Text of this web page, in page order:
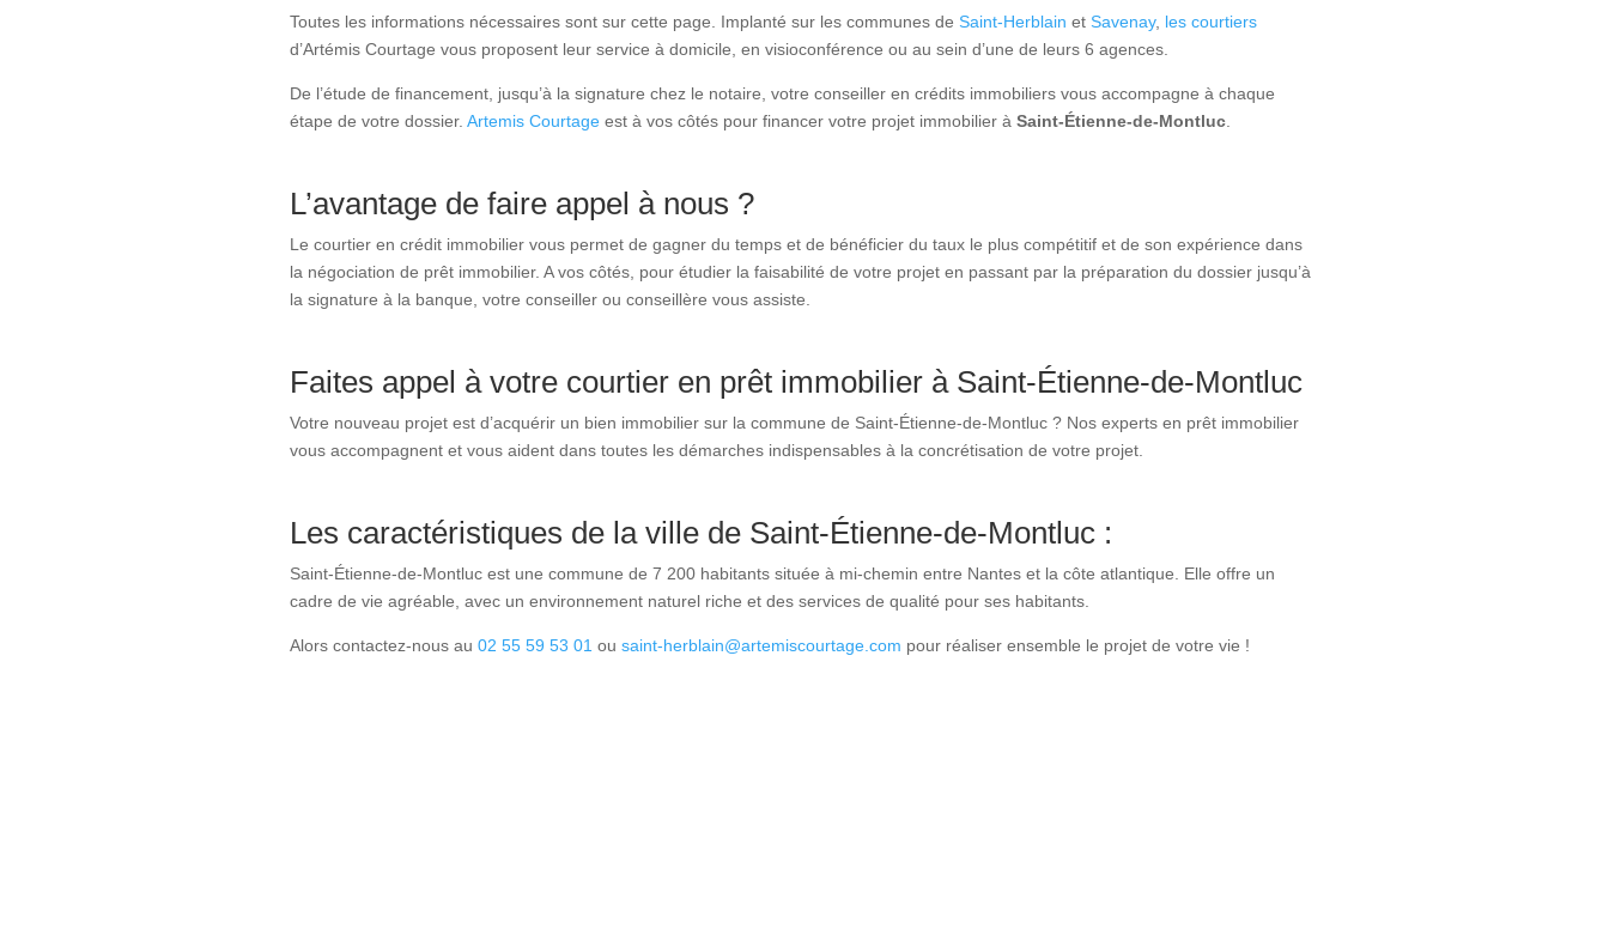
Toutes les informations nécessaires sont sur cette page. Implanté sur les communes de Saint-Herblain et Savenay, les courtiers
d’Artémis Courtage vous proposent leur service à domicile, en visioconférence ou au sein d’une de leurs 6 agences.
De l’étude de financement, jusqu’à la signature chez le notaire, votre conseiller en crédits immobiliers vous accompagne à chaque
étape de votre dossier. Artemis Courtageest à vos côtés pour financer votre projet immobilier à Saint-Étienne-de-Montluc.
L’avantage de faire appel à nous ?
Le courtier en crédit immobilier vous permet de gagner du temps et de bénéficier du taux le plus compétitif et de son expérience dans
la négociation de prêt immobilier. A vos côtés, pour étudier la faisabilité de votre projet en passant par la préparation du dossier jusqu’à
la signature à la banque, votre conseiller ou conseillère vous assiste.
Faites appel à votre courtier en prêt immobilier à Saint-Étienne-de-Montluc
Votre nouveau projet est d’acquérir un bien immobilier sur la commune de Saint-Étienne-de-Montluc ? Nos experts en prêt immobilier
vous accompagnent et vous aident dans toutes les démarches indispensables à la concrétisation de votre projet.
Les caractéristiques de la ville de Saint-Étienne-de-Montluc :
Saint-Étienne-de-Montluc est une commune de 7 200 habitants située à mi-chemin entre Nantes et la côte atlantique. Elle offre un
cadre de vie agréable, avec un environnement naturel riche et des services de qualité pour ses habitants.
Alors contactez-nous au 02 55 59 53 01 ou saint-herblain@artemiscourtage.com pour réaliser ensemble le projet de votre vie !